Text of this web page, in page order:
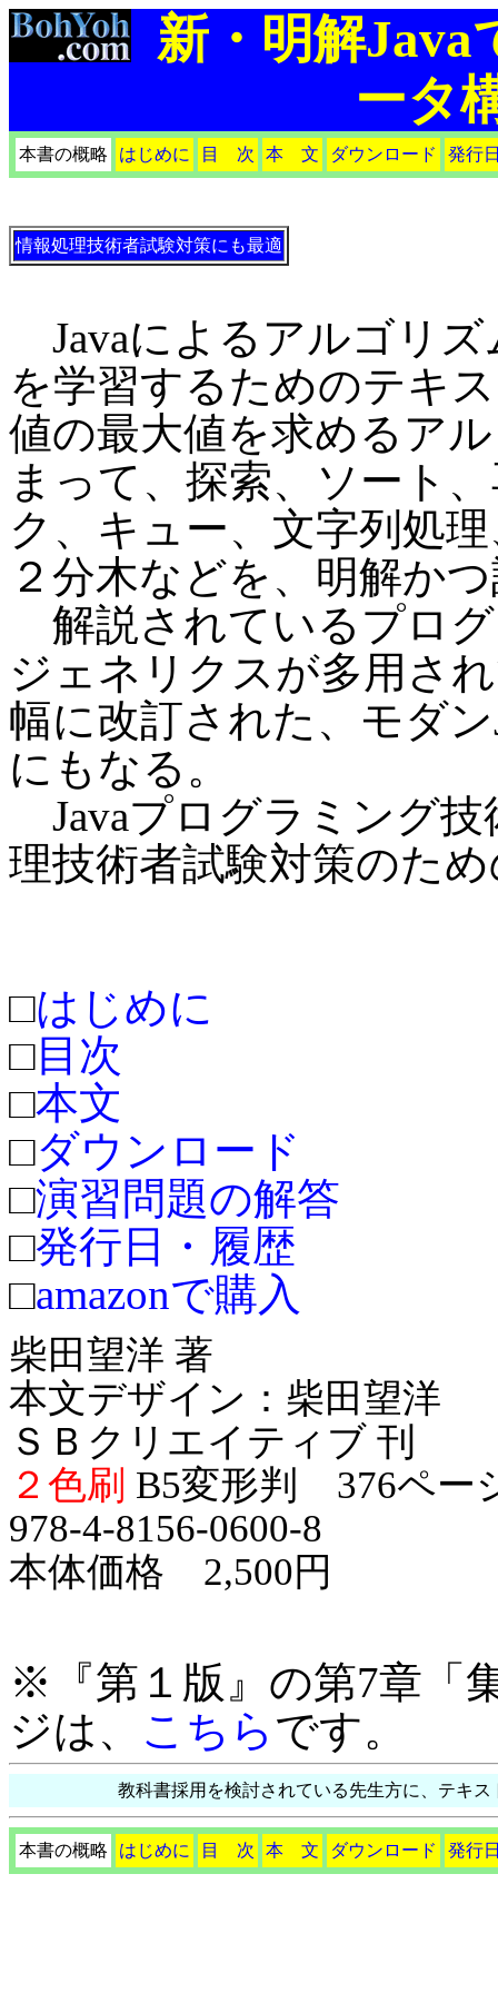
新・明解
ータ
本書の概略 はじめに 目 次 本 文 ダウンロード 発行
情報処理技術者試験対策にも最適
Javaによるアルゴリズ
を学習するためのテキ
値の最大値を求めるア
まって、探索、ソート
ク、キュー、文字列処
２分木などを、明解か
解説されているプロ
ジェネリクスが多用さ
幅に改訂された、モダ
にもなる。
Javaプログラミング
理技術者試験対策のた
□はじめに
□目次
□本文
□ダウンロード
□演習問題の解答
□発行日・履歴
□amazonで購入
柴田望洋 著
本文デザイン：柴田望洋
ＳＢクリエイティブ 刊
２色刷 B5変形判 376ペー
978-4-8156-0600-8
本体価格 2,500円
※『第１版』の第7章「
ジは、 こちら です。
教科書採用を検討されている先生方に、テキ
本書の概略 はじめに 目 次 本 文 ダウンロード 発行